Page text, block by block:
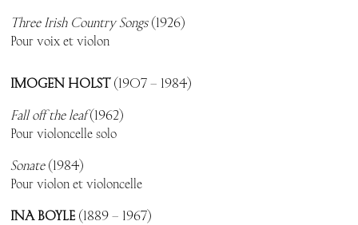
Three Irish Country Songs(1926)
Pour voix et violon
IMOGEN HOLST(1907 – 1984)
Fall off the leaf(1962)
Pour violoncelle solo
Sonate(1984)
Pour violon et violoncelle
INA BOYLE(1889 – 1967)